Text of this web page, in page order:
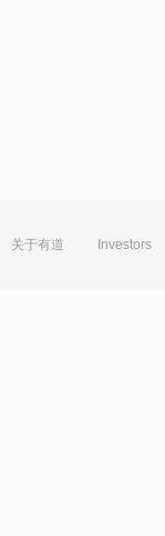
关于有道 Investors